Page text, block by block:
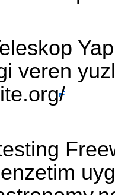
veren